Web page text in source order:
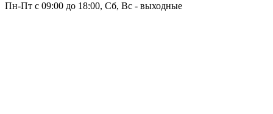
Пн-Пт с 09:00 до 18:00, Сб, Вс - выходные